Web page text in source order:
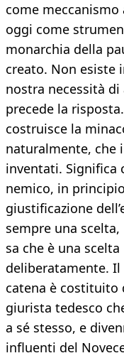
come
oggi come
monarchia della
creato. Non esiste
nostra necessità
precede la
costruisce la
naturalmente, che
inventati. Significa
nemico, in
giustificazione
sempre una
sa che è una
deliberatamente.
catena è costituito
giurista tedesco
a sé stesso, e
influenti del